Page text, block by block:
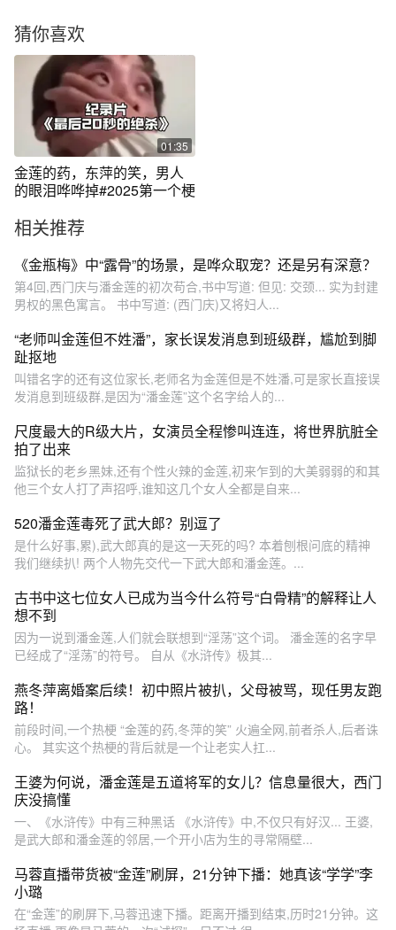
猜你喜欢
01:35
金莲的药，东萍的笑，男人
的眼泪哗哗掉#2025第一个梗
相关推荐
《金瓶梅》中“露骨”的场景，是哗众取宠？还是另有深意？
第4回,西门庆与潘金莲的初次苟合,书中写道: 但见: 交颈... 实为封建
男权的黑色寓言。 书中写道: (西门庆)又将妇人...
“老师叫金莲但不姓潘”，家长误发消息到班级群，尴尬到脚
趾抠地
叫错名字的还有这位家长,老师名为金莲但是不姓潘,可是家长直接误
发消息到班级群,是因为“潘金莲”这个名字给人的...
尺度最大的R级大片，女演员全程惨叫连连，将世界肮脏全
拍了出来
监狱长的老乡黑妹,还有个性火辣的金莲,初来乍到的大美弱弱的和其
他三个女人打了声招呼,谁知这几个女人全都是自来...
520潘金莲毒死了武大郎？别逗了
是什么好事,累),武大郎真的是这一天死的吗? 本着刨根问底的精神
我们继续扒! 两个人物先交代一下武大郎和潘金莲。...
古书中这七位女人已成为当今什么符号“白骨精”的解释让人
想不到
因为一说到潘金莲,人们就会联想到“淫荡”这个词。 潘金莲的名字早
已经成了“淫荡”的符号。 自从《水浒传》极其...
燕冬萍离婚案后续！初中照片被扒，父母被骂，现任男友跑
路！
前段时间,一个热梗 “金莲的药,冬萍的笑” 火遍全网,前者杀人,后者诛
心。 其实这个热梗的背后就是一个让老实人扛...
王婆为何说，潘金莲是五道将军的女儿？信息量很大，西门
庆没搞懂
一、《水浒传》中有三种黑话 《水浒传》中,不仅只有好汉... 王婆,
是武大郎和潘金莲的邻居,一个开小店为生的寻常隔壁...
马蓉直播带货被“金莲”刷屏，21分钟下播：她真该“学学”李
小璐
在“金莲”的刷屏下,马蓉迅速下播。距离开播到结束,历时21分钟。这